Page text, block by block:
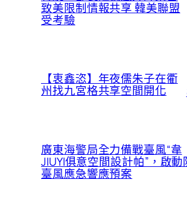
致美限制情報共享 韓美聯盟
受考驗
【衷鑫恣】年夜儒朱子在衢
州找九宮格共享空間開化
廣東海警局全力備戰臺風“韋
JIUYI俱意空間設計帕”，啟動
臺風應急響應預案